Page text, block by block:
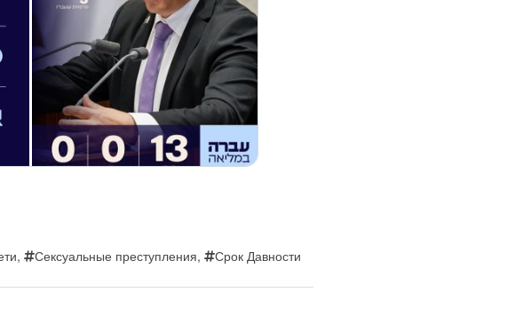
, Сексуальные преступления, Срок Давности